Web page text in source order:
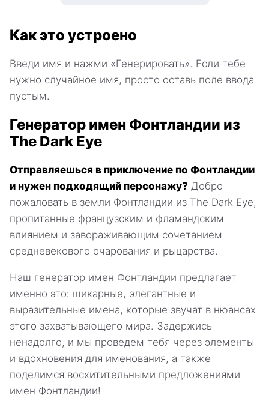
Как это устроено
Введи имя и нажми «Генерировать». Если тебе
нужно случайное имя, просто оставь поле ввода
пустым.
Генератор имен Фонтландии из
The Dark Eye
Отправляешься в приключение по Фонтландии
и нужен подходящий персонажу? Добро
пожаловать в земли Фонтландии из The Dark Eye,
пропитанные французским и фламандским
влиянием и завораживающим сочетанием
средневекового очарования и рыцарства.
Наш генератор имен Фонтландии предлагает
именно это: шикарные, элегантные и
выразительные имена, которые звучат в нюансах
этого захватывающего мира. Задержись
ненадолго, и мы проведем тебя через элементы
и вдохновения для именования, а также
поделимся восхитительными предложениями
имен Фонтландии!